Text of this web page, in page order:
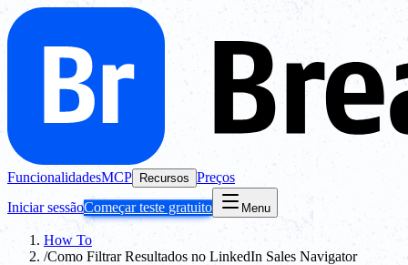
FuncionalidadesMCP Recursos Preços
Iniciar sessãoComeçar teste gratuito Menu
How To
/Como Filtrar Resultados no LinkedIn Sales Navigator